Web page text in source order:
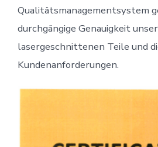
Qualitätsmanagementsystem
durchgängige Genauigkeit
lasergeschnittenen Teile und
Kundenanforderungen.